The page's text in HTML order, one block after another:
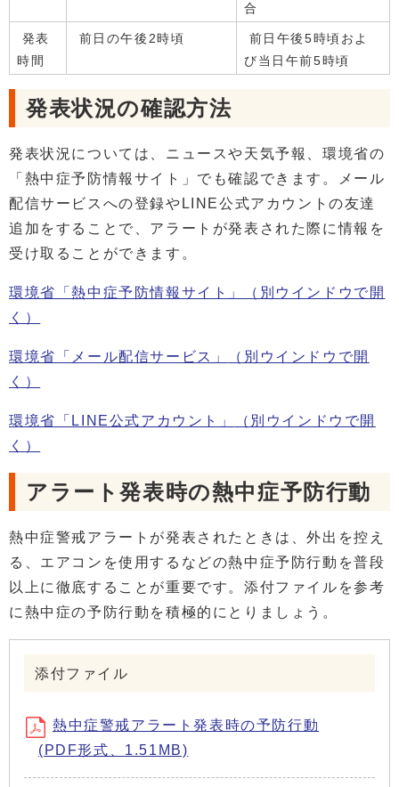
合
発表
時間
前日の午後2時頃
前日午後5時頃およ
び当日午前5時頃
発表状況の確認方法
発表状況については、ニュースや天気予報、環境省の
「熱中症予防情報サイト」でも確認できます。メール
配信サービスへの登録やLINE公式アカウントの友達
追加をすることで、アラートが発表された際に情報を
受け取ることができます。
環境省「熱中症予防情報サイト」
（別ウインドウで開
く）
環境省「メール配信サービス」
（別ウインドウで開
く）
環境省「LINE公式アカウント」
（別ウインドウで開
く）
アラート発表時の熱中症予防行動
熱中症警戒アラートが発表されたときは、外出を控え
る、エアコンを使用するなどの熱中症予防行動を普段
以上に徹底することが重要です。添付ファイルを参考
に熱中症の予防行動を積極的にとりましょう。
添付ファイル
熱中症警戒アラート発表時の予防行動
(PDF形式、1.51MB)